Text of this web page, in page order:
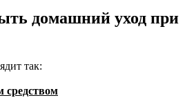
домашний уход при
так: